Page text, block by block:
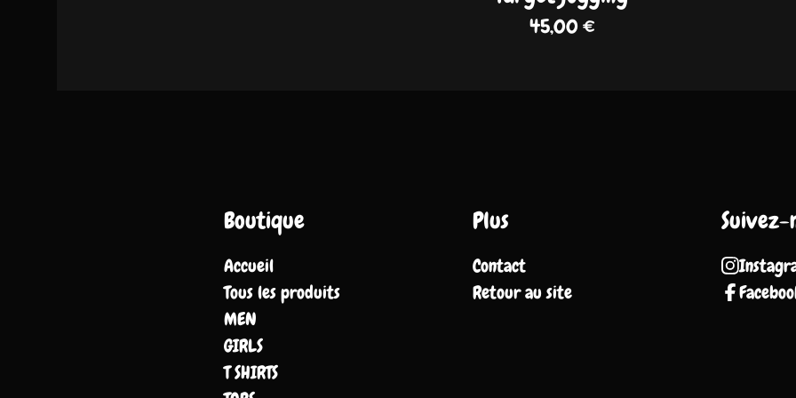
45,00€
Boutique
Accueil
Tous les produits
MEN
GIRLS
T SHIRTS
Plus
Contact
Retour au site
Suivez-